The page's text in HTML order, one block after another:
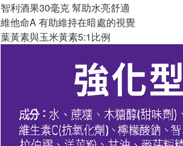
智利酒果30毫克 幫助水亮舒適
維他命A 有助維持在暗處的視覺
葉黃素與玉米黃素5:1比例